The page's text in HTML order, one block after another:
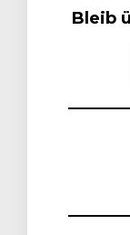
Bleib